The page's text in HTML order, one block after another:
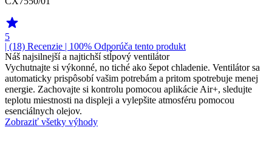
5
| (18) Recenzie | 100% Odporúča tento produkt
Náš najsilnejší a najtichší stĺpový ventilátor
Vychutnajte si výkonné, no tiché ako šepot chladenie. Ventilátor sa
automaticky prispôsobí vašim potrebám a pritom spotrebuje menej
energie. Zachovajte si kontrolu pomocou aplikácie Air+, sledujte
teplotu miestnosti na displeji a vylepšite atmosféru pomocou
esenciálnych olejov.
Zobraziť všetky výhody